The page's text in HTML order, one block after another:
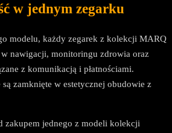
w jednym zegarku
modelu, każdy zegarek z kolekcji MARQ
nawigacji, monitoringu zdrowia oraz
z komunikacją i płatnościami.
zamknięte w estetycznej obudowie z
zakupem jednego z modeli kolekcji